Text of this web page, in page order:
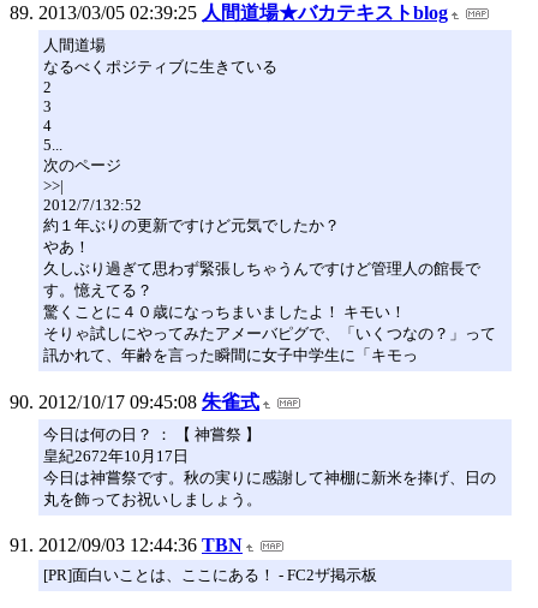
2013/03/05 02:39:25 人間道場★バカテキストblog
人間道場
なるべくポジティブに生きている
2
3
4
5...
次のページ
>>|
2012/7/132:52
約１年ぶりの更新ですけど元気でしたか？
やあ！
久しぶり過ぎて思わず緊張しちゃうんですけど管理人の館長で
す。憶えてる？
驚くことに４０歳になっちまいましたよ！ キモい！
そりゃ試しにやってみたアメーバピグで、「いくつなの？」って
訊かれて、年齢を言った瞬間に女子中学生に「キモっ
2012/10/17 09:45:08 朱雀式
今日は何の日？ ： 【 神嘗祭 】
皇紀2672年10月17日
今日は神嘗祭です。秋の実りに感謝して神棚に新米を捧げ、日の
丸を飾ってお祝いしましょう。
2012/09/03 12:44:36 TBN
[PR]面白いことは、ここにある！ - FC2ザ掲示板